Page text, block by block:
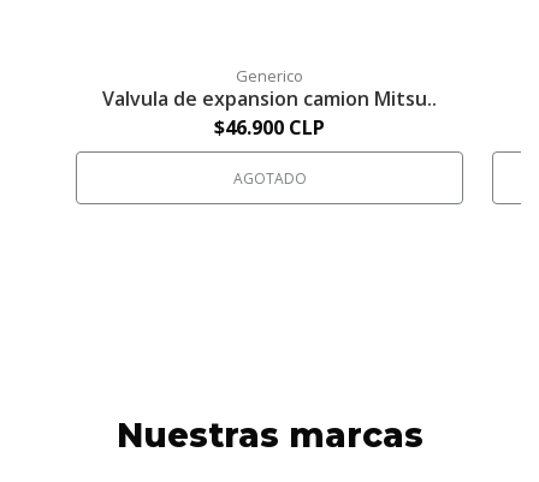
Generico
Valvula de expansion camion Mitsu..
$46.900 CLP
AGOTADO
Nuestras marcas